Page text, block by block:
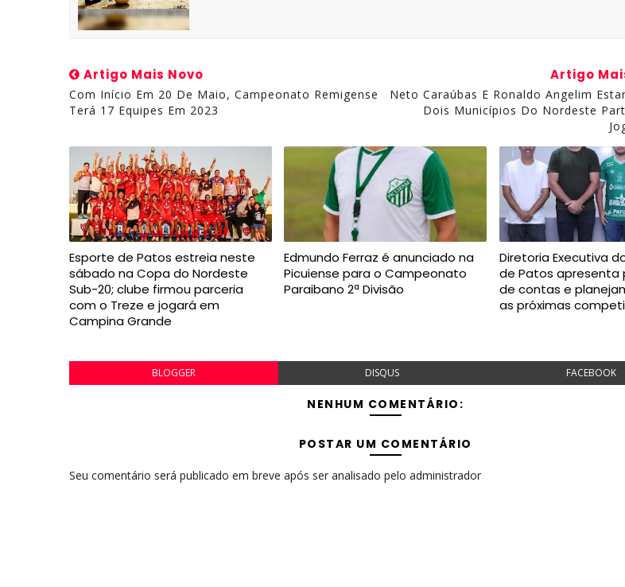
Artigo Mais Novo
Com Início Em 20 De Maio, Campeonato Remigense
Terá 17 Equipes Em 2023
Artigo
Neto Caraúbas E Ronaldo Angelim
Dois Municípios Do Nordeste
Esporte de Patos estreia neste
sábado na Copa do Nordeste
Sub-20; clube firmou parceria
com o Treze e jogará em
Campina Grande
Edmundo Ferraz é anunciado na
Picuiense para o Campeonato
Paraibano 2ª Divisão
Diretoria Executiva
de Patos apresenta
de contas e
as próximas
BLOGGER DISQUS FACEBOOK
NENHUM COMENTÁRIO:
POSTAR UM COMENTÁRIO
Seu comentário será publicado em breve após ser analisado pelo administrador